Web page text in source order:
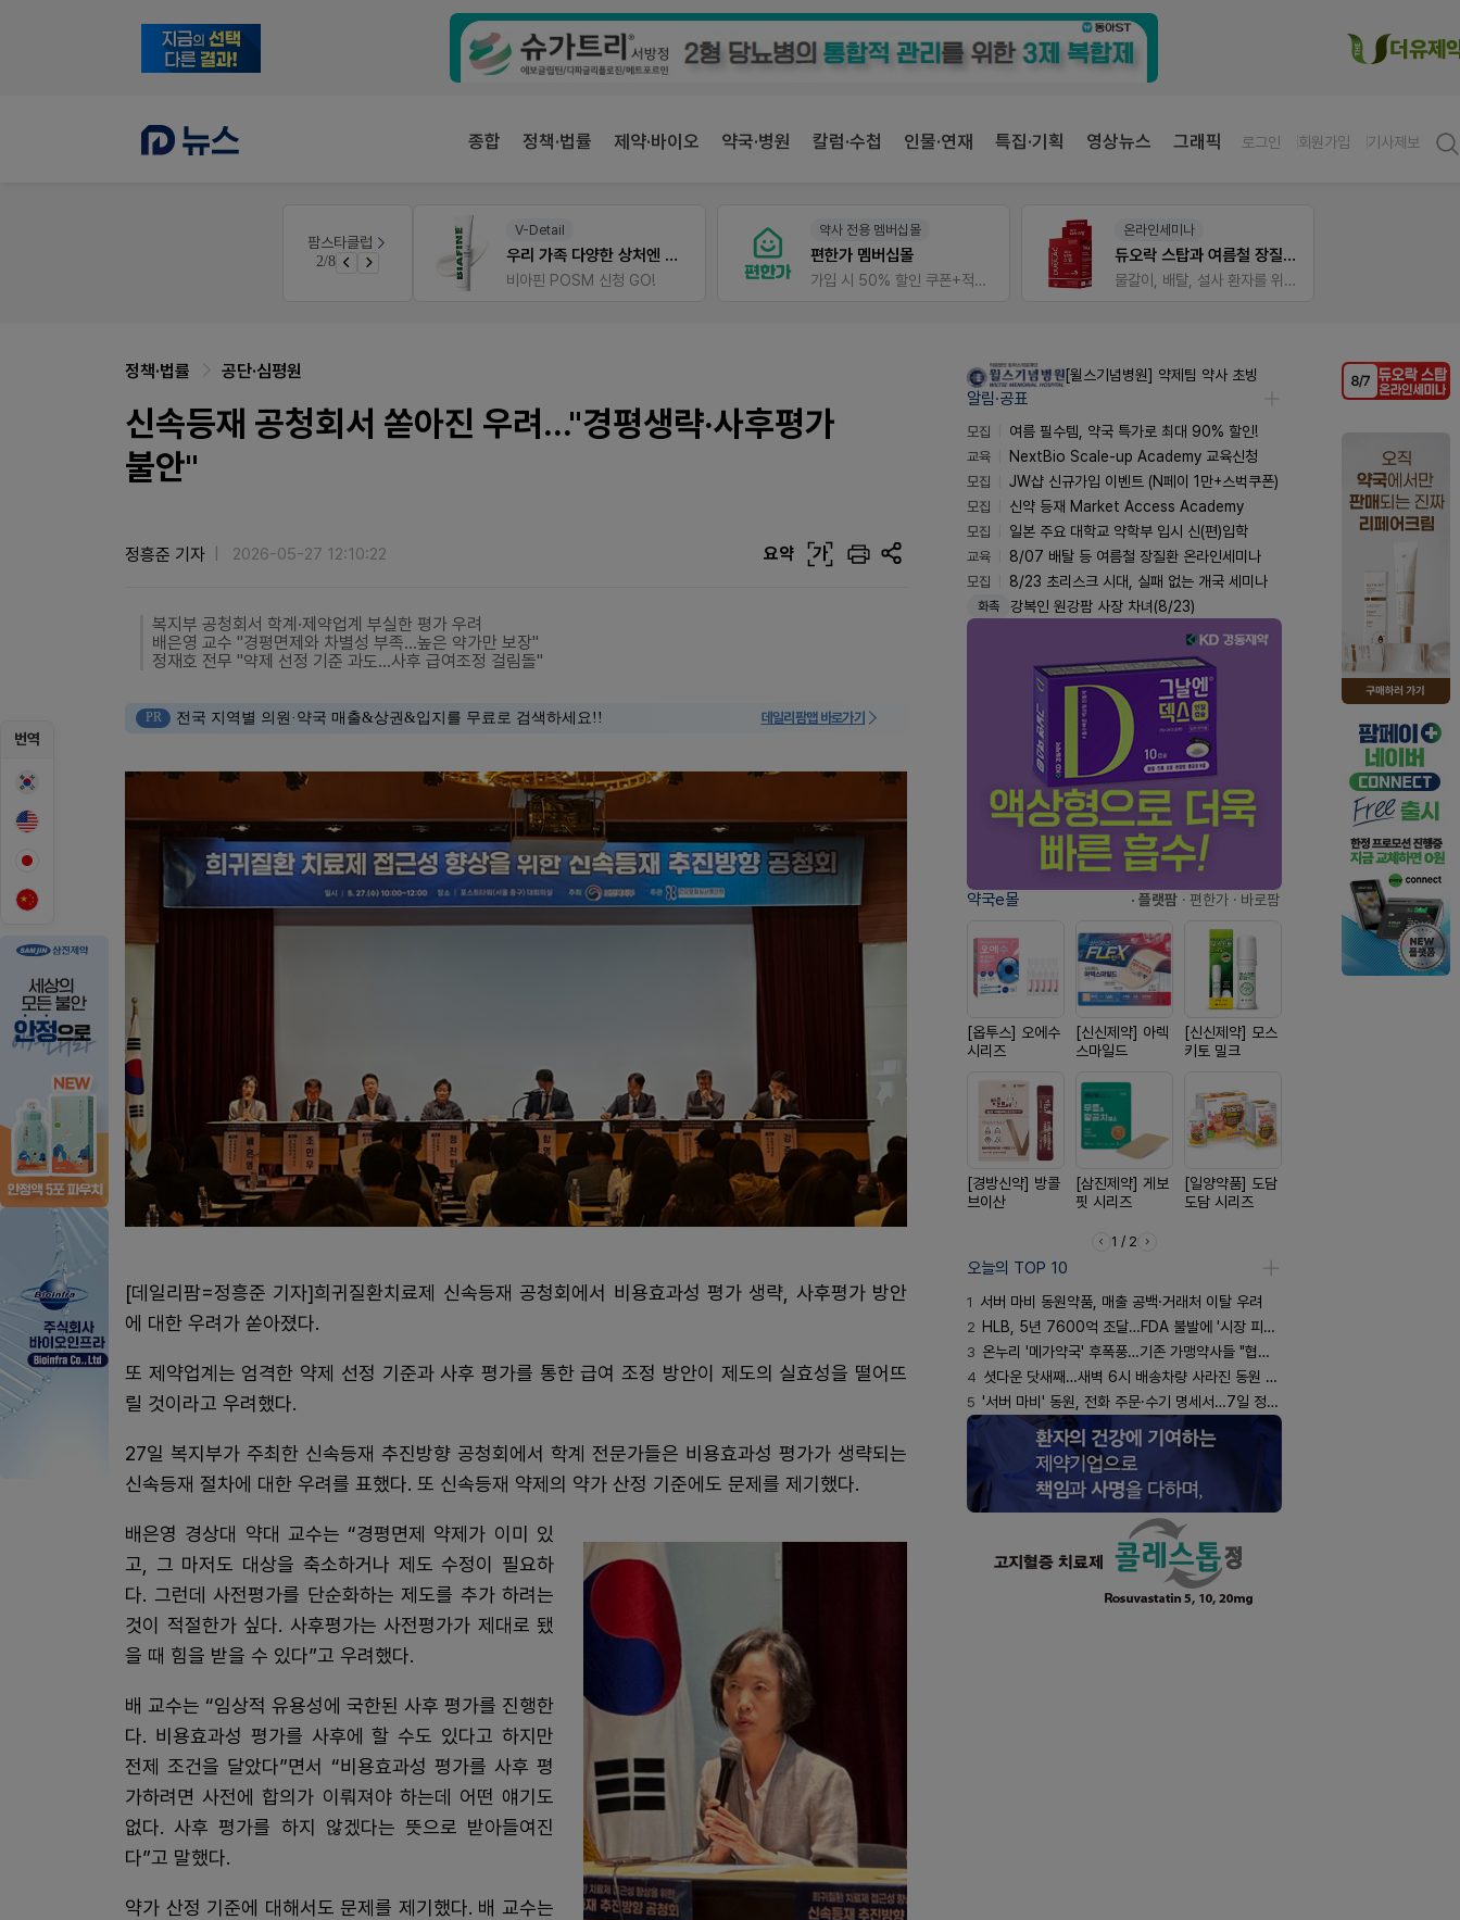
종합 정책·법률 제약·바이오 약국·병원 칼럼·수첩 인물·연재 특집·기획 영상뉴스 그래픽 로그인 회원가입 기사제보
팜스타클럽
3/8
약국 마케팅 성공사례
V-Detail
우리 가족 다양한 상처엔 비아핀!
비아핀 POSM 신청 GO!
약사 전용 멤버십몰
편한가 멤버십몰
가입 시 50% 할인 쿠폰+적립금까지!
온라인세미나
듀오락 스탑과 여름철 장질환 대응법
물갈이, 배탈, 설사 환자를 위한 실전 상담&판매 전략
번역
정책·법률 공단·심평원
신속등재 공청회서 쏟아진 우려..."경평생략·사후평가
불안"
정흥준 기자 2026-05-27 12:10:22 요약 가
복지부 공청회서 학계·제약업계 부실한 평가 우려
배은영 교수 "경평면제와 차별성 부족...높은 약가만 보장"
정재호 전무 "약제 선정 기준 과도...사후 급여조정 걸림돌"
PR 전국 지역별 의원·약국 매출&상권&입지를 무료로 검색하세요!! 데일리팜맵 바로가기
[데일리팜=정흥준 기자]희귀질환치료제 신속등재 공청회에서 비용효과성 평가 생략, 사후평가 방안
에 대한 우려가 쏟아졌다.
또 제약업계는 엄격한 약제 선정 기준과 사후 평가를 통한 급여 조정 방안이 제도의 실효성을 떨어뜨
릴 것이라고 우려했다.
27일 복지부가 주최한 신속등재 추진방향 공청회에서 학계 전문가들은 비용효과성 평가가 생략되는
신속등재 절차에 대한 우려를 표했다. 또 신속등재 약제의 약가 산정 기준에도 문제를 제기했다.
배은영 경상대 약대 교수는 “경평면제 약제가 이미 있
고, 그 마저도 대상을 축소하거나 제도 수정이 필요하
다. 그런데 사전평가를 단순화하는 제도를 추가 하려는
것이 적절한가 싶다. 사후평가는 사전평가가 제대로 됐
을 때 힘을 받을 수 있다”고 우려했다.
배 교수는 “임상적 유용성에 국한된 사후 평가를 진행한
다. 비용효과성 평가를 사후에 할 수도 있다고 하지만
전제 조건을 달았다”면서 “비용효과성 평가를 사후 평
가하려면 사전에 합의가 이뤄져야 하는데 어떤 얘기도
없다. 사후 평가를 하지 않겠다는 뜻으로 받아들여진
다”고 말했다.
약가 산정 기준에 대해서도 문제를 제기했다. 배 교수는
[윌스기념병원] 약제팀 약사 초빙
알림·공표
모집
여름 필수템, 약국 특가로 최대 90% 할인!
교육
NextBio Scale-up Academy 교육신청
모집
JW샵 신규가입 이벤트 (N페이 1만+스벅쿠폰)
모집
신약 등재 Market Access Academy
모집
일본 주요 대학교 약학부 입시 신(편)입학
교육
8/07 배탈 등 여름철 장질환 온라인세미나
모집
8/23 초리스크 시대, 실패 없는 개국 세미나
화촉 강복인 원강팜 사장 차녀(8/23)
약국e몰 · 플랫팜 · 편한가 · 바로팜
[옵투스] 오에수
시리즈
[신신제약] 아렉
스마일드
[신신제약] 모스
키토 밀크
[경방신약] 방콜
브이산
[삼진제약] 게보
핏 시리즈
[일양약품] 도담
도담 시리즈
1 / 2
오늘의 TOP 10
1 서버 마비 동원약품, 매출 공백·거래처 이탈 우려
2 HLB, 5년 7600억 조달…FDA 불발에 '시장 피로감'
3 온누리 '메가약국' 후폭풍…기존 가맹약사들 "협의체 만들자"
4 셧다운 닷새째…새벽 6시 배송차량 사라진 동원 물류센터
5 '서버 마비' 동원, 전화 주문·수기 명세서…7일 정상화 되나